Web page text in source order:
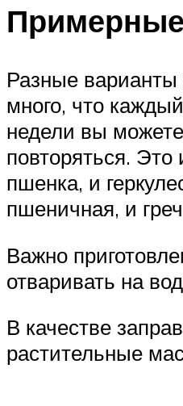
Примерные
Разные
много, что
недели вы
повторяться. Это
пшенка, и
пшеничная, и
Важно
отваривать на
В качестве
растительные